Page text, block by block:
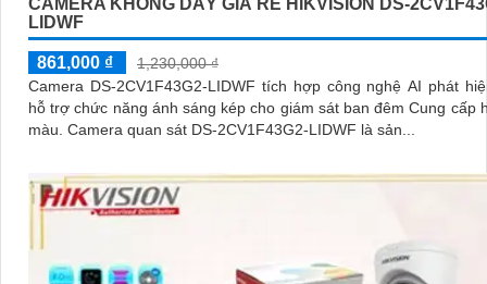
CAMERA KHÔNG DÂY GIÁ RẺ HIKVISION DS-
LIDWF
861,000 ₫
1,230,000 ₫
Camera DS-2CV1F43G2-LIDWF tích hợp công nghệ AI phát
hỗ trợ chức năng ánh sáng kép cho giám sát ban đêm Cung cấp
màu. Camera quan sát DS-2CV1F43G2-LIDWF là sản...